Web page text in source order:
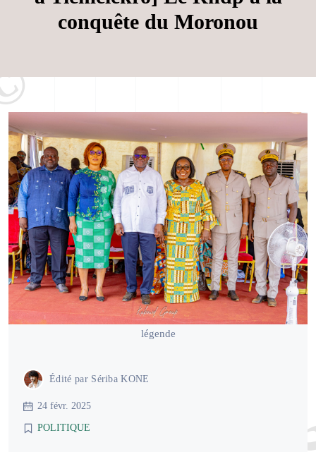
conquête du Moronou
légende
Édité par Sériba KONE
24 févr. 2025
POLITIQUE